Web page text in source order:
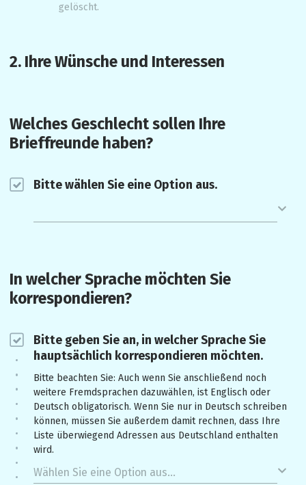
gelöscht.
2. Ihre Wünsche und Interessen
Welches Geschlecht sollen Ihre
Brieffreunde haben?
Bitte wählen Sie eine Option aus.
In welcher Sprache möchten Sie
korrespondieren?
Bitte geben Sie an, in welcher Sprache Sie
hauptsächlich korrespondieren möchten.
Bitte beachten Sie: Auch wenn Sie anschließend noch
weitere Fremdsprachen dazuwählen, ist Englisch oder
Deutsch obligatorisch. Wenn Sie nur in Deutsch schreiben
können, müssen Sie außerdem damit rechnen, dass Ihre
Liste überwiegend Adressen aus Deutschland enthalten
wird.